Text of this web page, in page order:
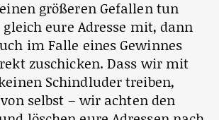
größeren Gefallen tun
eure Adresse mit, dann
im Falle eines Gewinnes
zuschicken. Dass wir mit
Schindluder treiben,
selbst – wir achten den